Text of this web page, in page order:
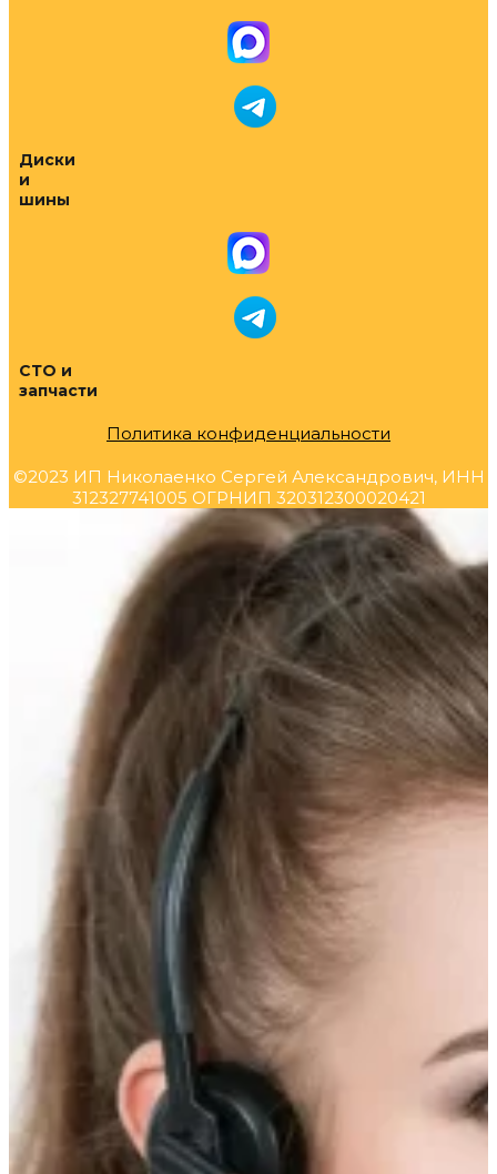
Диски
и
шины
СТО и
запчасти
Политика конфиденциальности
©2023 ИП Николаенко Сергей Александрович, ИНН
312327741005 ОГРНИП 320312300020421